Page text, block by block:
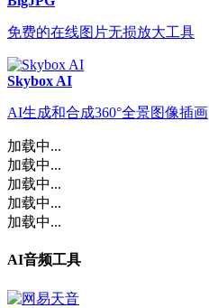
免费的在线图片无损放大工具
Skybox AI
AI生成和合成360°全景图像插画
加载中...
加载中...
加载中...
加载中...
加载中...
AI音频工具